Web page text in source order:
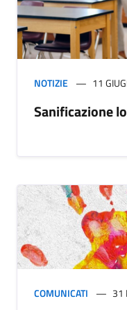
NOTIZIE 11
Sanificazione
COMUNICATI 31